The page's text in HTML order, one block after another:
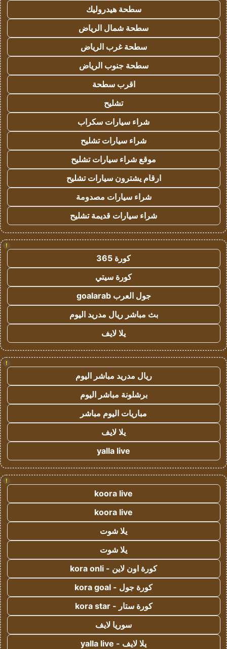
سطحة هيدروليك
سطحة شمال الرياض
سطحة غرب الرياض
سطحة جنوب الرياض
اقرب سطحة
تشليح
شراء سيارات سكراب
شراء سيارات تشليح
موقع شراء سيارات تشليح
ارقام يشترون سيارات تشليح
شراء سيارات مصدومة
شراء سيارات قديمة تشليح
!
كورة 365
كورة سيتي
جول العرب goalarab
بث مباشر ريال مدريد اليوم
يلا لايف
!
ريال مدريد مباشر اليوم
برشلونة مباشر اليوم
مباريات اليوم مباشر
يلا لايف
yalla live
!
koora live
koora live
يلا شوت
يلا شوت
كورة اون لاين - kora onli
كورة جول - kora goal
كورة ستار - kora star
سوريا لايف
يلا لايف - yalla live